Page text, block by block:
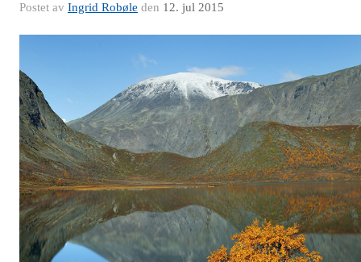
Postet av Ingrid Robøle den 12. jul 2015